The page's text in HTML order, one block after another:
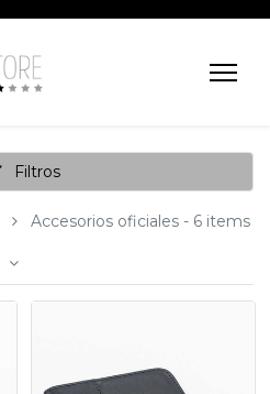
Filtros
Accesorios oficiales - 6 items